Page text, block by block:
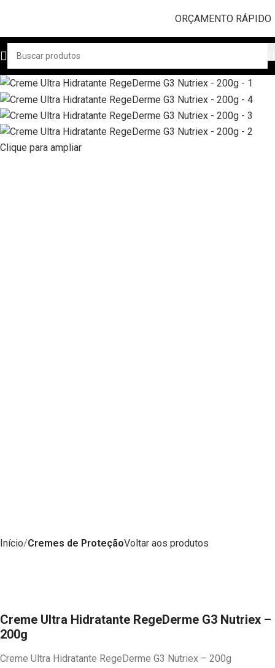
ORÇAMENTO RÁPIDO
Clique para ampliar
Início Cremes de ProteçãoVoltar aos produtos
Creme Ultra Hidratante RegeDerme G3 Nutriex –
200g
Creme Ultra Hidratante RegeDerme G3 Nutriex – 200g